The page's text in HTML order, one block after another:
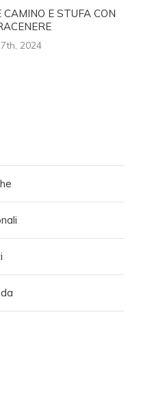
CAMINO E STUFA CON
2024